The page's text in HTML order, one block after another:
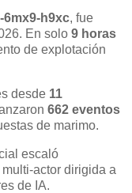
6mx9-h9xc, fue
En solo 9 horas
de explotación
desde 11
662 eventos
de marimo.
escaló
actor dirigida a
de IA.